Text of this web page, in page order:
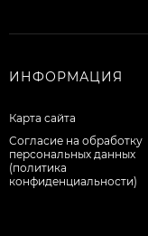
ИНФОРМАЦИЯ
Карта сайта
Согласие на обработку
персональных данных
(политика
конфиденциальности)